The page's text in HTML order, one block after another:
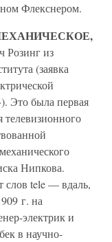
Флекснером.
Розинг из
(заявка
Это была первая
телевизионного
Нипкова.
слов tele — вдаль,
г. на
электрик и
в научно-